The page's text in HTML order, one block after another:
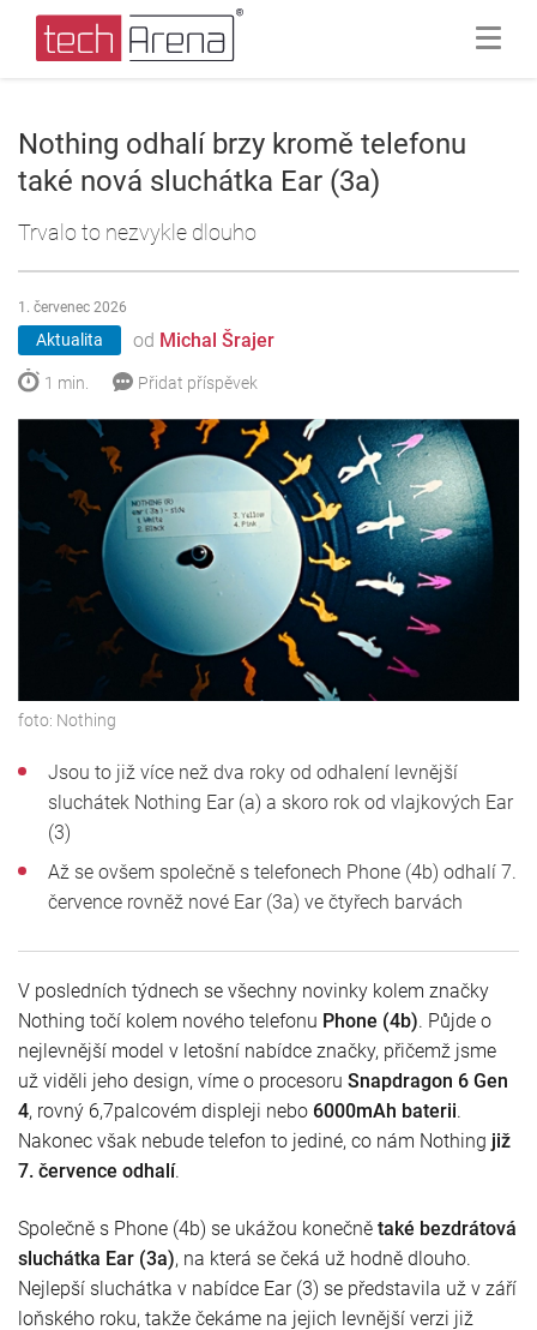
Nothing odhalí brzy kromě telefonu
také nová sluchátka Ear (3a)
Trvalo to nezvykle dlouho
Aktualita od Michal Šrajer
1. červenec 2026
1 min. Přidat příspěvek
foto: Nothing
Jsou to již více než dva roky od odhalení levnější
sluchátek Nothing Ear (a) a skoro rok od vlajkových Ear
(3)
Až se ovšem společně s telefonech Phone (4b) odhalí 7.
července rovněž nové Ear (3a) ve čtyřech barvách
V posledních týdnech se všechny novinky kolem značky
Nothing točí kolem nového telefonu Phone (4b). Půjde o
nejlevnější model v letošní nabídce značky, přičemž jsme
už viděli jeho design, víme o procesoru Snapdragon 6 Gen
4, rovný 6,7palcovém displeji nebo 6000mAh baterii.
Nakonec však nebude telefon to jediné, co nám Nothing již
7. července odhalí.
Společně s Phone (4b) se ukážou konečně také bezdrátová
sluchátka Ear (3a), na která se čeká už hodně dlouho.
Nejlepší sluchátka v nabídce Ear (3) se představila už v září
loňského roku, takže čekáme na jejich levnější verzi již